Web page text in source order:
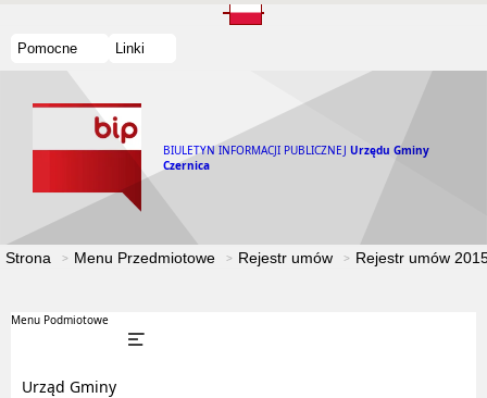
Pomocne Linki
BIULETYN INFORMACJI PUBLICZNEJ Urzędu Gminy
Czernica
Strona Menu Przedmiotowe Rejestr umów Rejestr umów
Menu Podmiotowe
Urząd Gminy